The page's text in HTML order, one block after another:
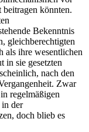
beitragen könnten.
Bekenntnis
gleichberechtigten
als ihre wesentlichen
in sie gesetzten
nach den
Zwar
regelmäßigen
in der
doch blieb es